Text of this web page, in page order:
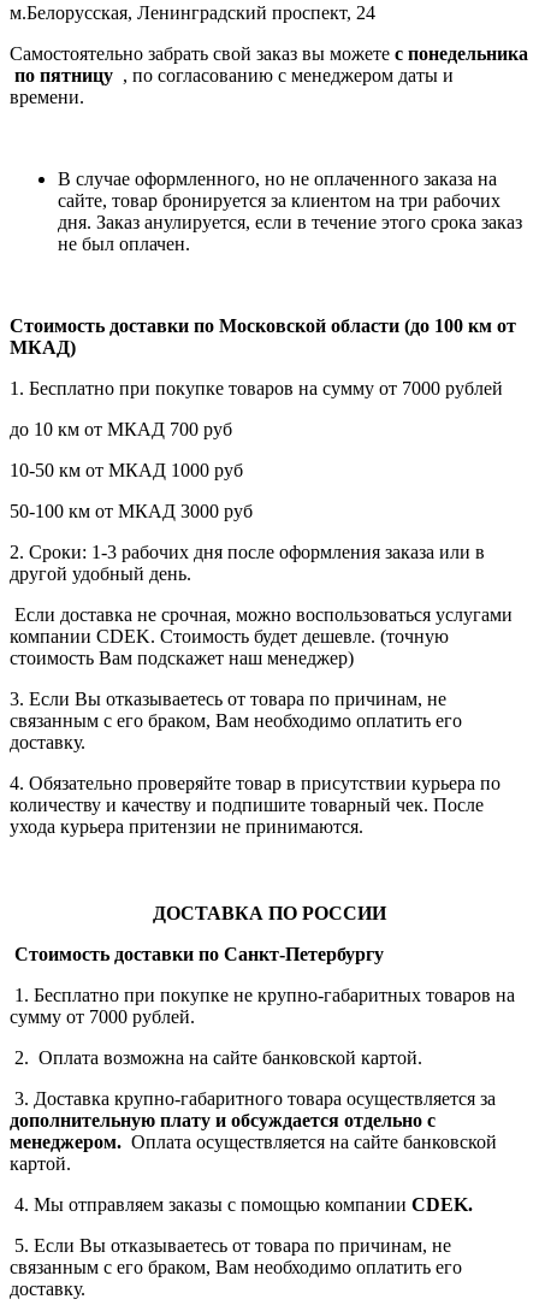
м.Белорусская, Ленинградский проспект, 24
Самостоятельно забрать свой заказ вы можете c понедельника
по пятницу , по согласованию с менеджером даты и
времени.
В случае оформленного, но не оплаченного заказа на
сайте, товар бронируется за клиентом на три рабочих
дня. Заказ анулируется, если в течение этого срока заказ
не был оплачен.
Стоимость доставки по Московской области (до 100 км от
МКАД)
1. Бесплатно при покупке товаров на сумму от 7000 рублей
до 10 км от МКАД 700 руб
10-50 км от МКАД 1000 руб
50-100 км от МКАД 3000 руб
2. Сроки: 1-3 рабочих дня после оформления заказа или в
другой удобный день.
Если доставка не срочная, можно воспользоваться услугами
компании СDEK. Стоимость будет дешевле. (точную
стоимость Вам подскажет наш менеджер)
3. Если Вы отказываетесь от товара по причинам, не
связанным с его браком, Вам необходимо оплатить его
доставку.
4. Обязательно проверяйте товар в присутствии курьера по
количеству и качеству и подпишите товарный чек. После
ухода курьера притензии не принимаются.
ДОСТАВКА ПО РОССИИ
Стоимость доставки по Санкт-Петербургу
1. Бесплатно при покупке не крупно-габаритных товаров на
сумму от 7000 рублей.
2. Оплата возможна на сайте банковской картой.
3. Доставка крупно-габаритного товара осуществляется за
дополнительную плату и обсуждается отдельно с
менеджером. Оплата осуществляется на сайте банковской
картой.
4. Мы отправляем заказы с помощью компании СDEK.
5. Если Вы отказываетесь от товара по причинам, не
связанным с его браком, Вам необходимо оплатить его
доставку.